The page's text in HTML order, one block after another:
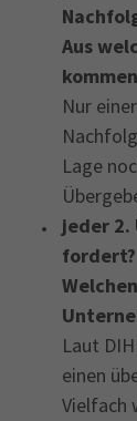
Aus
Nur
Lage
jeder 2.
fordert?
Laut
einen
Vielfach